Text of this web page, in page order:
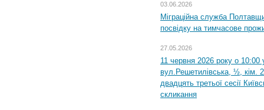
03.06.2026
Міграційна служба
посвідку на тимчасове
27.05.2026
11 червня 2026 року о 10:00
вул.Решетилівська, ½, кім.
двадцять третьої сесії
скликання